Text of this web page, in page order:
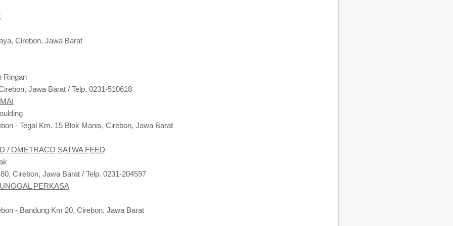
Cirebon, Jawa Barat
Ringan
Jawa Barat / Telp. 0231-510618
- Tegal Km. 15 Blok Manis, Cirebon, Jawa Barat
/ OMETRACO SATWA FEED
Cirebon, Jawa Barat / Telp. 0231-204597
PERKASA
- Bandung Km 20, Cirebon, Jawa Barat